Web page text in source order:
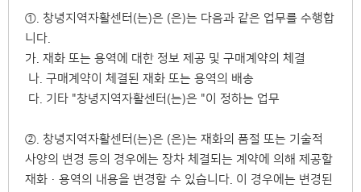
①. 창녕지역자활센터(는)은 (은)는 다음과 같은 업무를 수행합
니다.
가. 재화 또는 용역에 대한 정보 제공 및 구매계약의 체결
나. 구매계약이 체결된 재화 또는 용역의 배송
다. 기타 "창녕지역자활센터(는)은 "이 정하는 업무
②. 창녕지역자활센터(는)은 (은)는 재화의 품절 또는 기술적
사양의 변경 등의 경우에는 장차 체결되는 계약에 의해 제공할
재화·용역의 내용을 변경할 수 있습니다. 이 경우에는 변경된